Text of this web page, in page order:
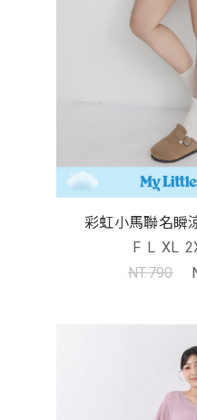
彩虹小馬聯名瞬
F L XL
NT.790